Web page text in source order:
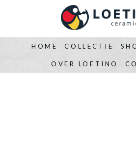
HOME COLLECTIE
OVER LOETINO